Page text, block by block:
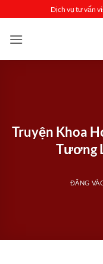
qua
nội
Dịch vụ tư vấn
Truyện Khoa
Tương
ĐĂNG